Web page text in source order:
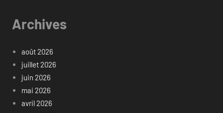
Archives
août 2026
juillet 2026
juin 2026
mai 2026
avril 2026